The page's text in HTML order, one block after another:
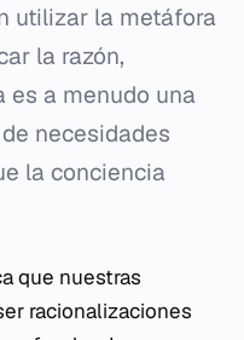
utilizar la metáfora
la razón,
es a menudo una
necesidades
la conciencia
que nuestras
racionalizaciones